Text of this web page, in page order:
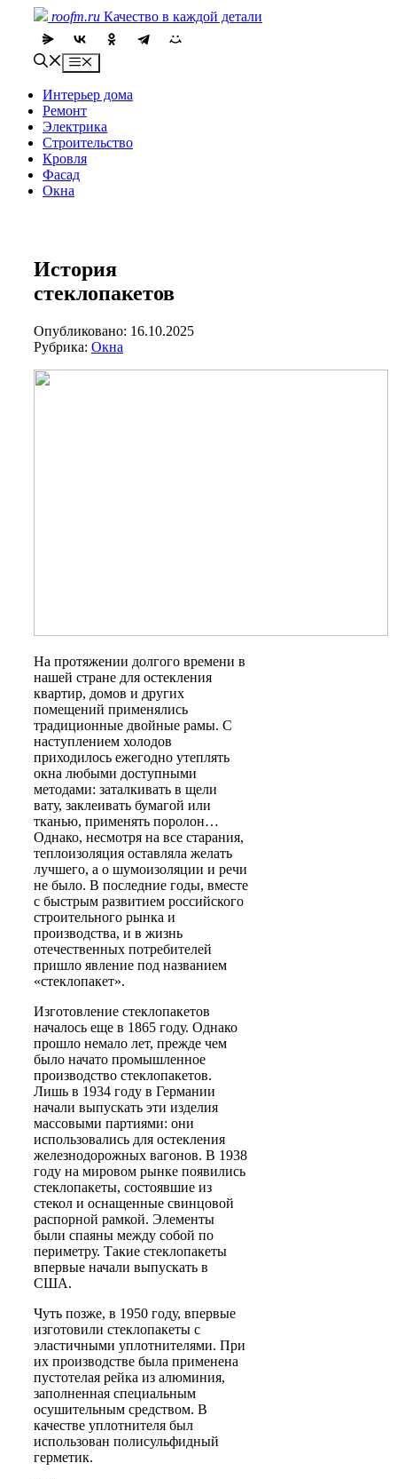
content
roofm.ru Качество в каждой детали
Menu
Интерьер дома
Ремонт
Электрика
Строительство
Кровля
Фасад
Окна
История
стеклопакетов
Опубликовано: 16.10.2025
Рубрика: Окна
На протяжении долгого времени в
нашей стране для остекления
квартир, домов и других
помещений применялись
традиционные двойные рамы. С
наступлением холодов
приходилось ежегодно утеплять
окна любыми доступными
методами: заталкивать в щели
вату, заклеивать бумагой или
тканью, применять поролон…
Однако, несмотря на все старания,
теплоизоляция оставляла желать
лучшего, а о шумоизоляции и речи
не было. В последние годы, вместе
с быстрым развитием российского
строительного рынка и
производства, и в жизнь
отечественных потребителей
пришло явление под названием
«стеклопакет».
Изготовление стеклопакетов
началось еще в 1865 году. Однако
прошло немало лет, прежде чем
было начато промышленное
производство стеклопакетов.
Лишь в 1934 году в Германии
начали выпускать эти изделия
массовыми партиями: они
использовались для остекления
железнодорожных вагонов. В 1938
году на мировом рынке появились
стеклопакеты, состоявшие из
стекол и оснащенные свинцовой
распорной рамкой. Элементы
были спаяны между собой по
периметру. Такие стеклопакеты
впервые начали выпускать в
США.
Чуть позже, в 1950 году, впервые
изготовили стеклопакеты с
эластичными уплотнителями. При
их производстве была применена
пустотелая рейка из алюминия,
заполненная специальным
осушительным средством. В
качестве уплотнителя был
использован полисульфидный
герметик.